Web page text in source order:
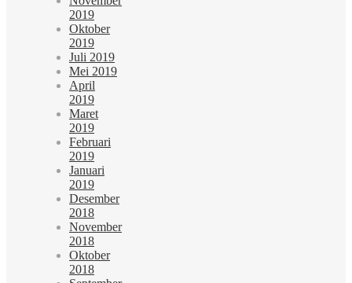
2019
Oktober
2019
Juli 2019
Mei 2019
April
2019
Maret
2019
Februari
2019
Januari
2019
Desember
2018
November
2018
Oktober
2018